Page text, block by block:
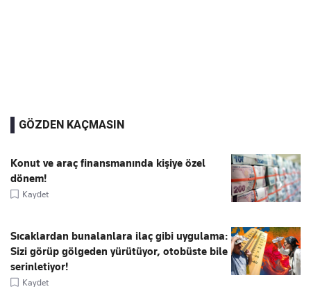
GÖZDEN KAÇMASIN
Konut ve araç finansmanında kişiye özel
dönem!
Kaydet
Sıcaklardan bunalanlara ilaç gibi uygulama:
Sizi görüp gölgeden yürütüyor, otobüste bile
serinletiyor!
Kaydet